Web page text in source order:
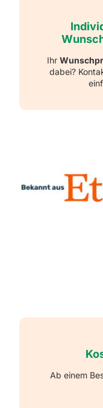
Ihr
dabei?
Ab einem